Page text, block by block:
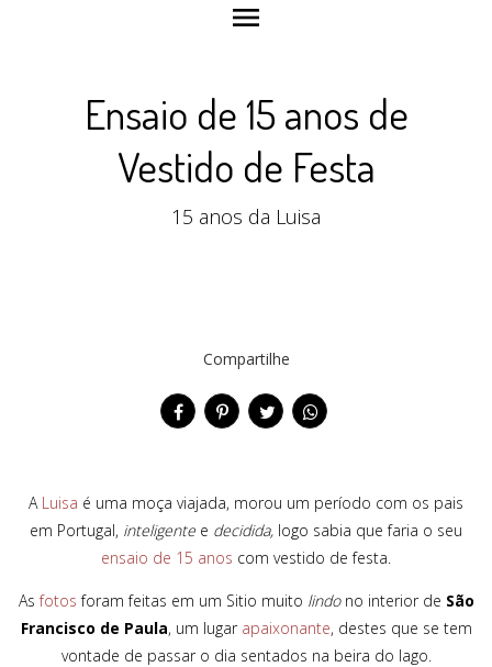
menu
Ensaio de 15 anos de
Vestido de Festa
15 anos da Luisa
Compartilhe
A Luisa é uma moça viajada, morou um período com os pais
em Portugal, inteligente e decidida, logo sabia que faria o seu
ensaio de 15 anos com vestido de festa.
As fotos foram feitas em um Sitio muito lindono interior de São
Francisco de Paula, um lugar apaixonante, destes que se tem
vontade de passar o dia sentados na beira do lago.